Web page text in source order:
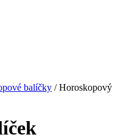
balíčky /Horoskopový